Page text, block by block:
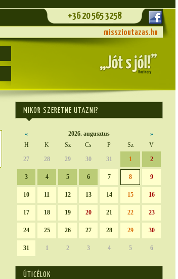
+36 20 565 3258
misszioutazas.hu
MIKOR SZERETNE UTAZNI?
« 2026. augusztus
»
H
K Sz Cs P Sz
V
27
28 29 30 31 1 2
3 4 5 6 7 8 9
10 11 12 13 14 15 16
17 18 19 20 21 22 23
24 25 26 27 28 29 30
31 1 2 3 4 5 6
ÚTICÉLOK